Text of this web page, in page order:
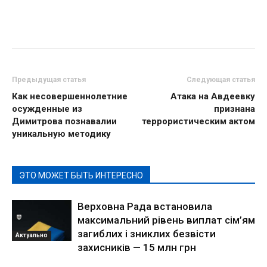
Предыдущая статья
Как несовершеннолетние
осужденные из
Димитрова познавалии
уникальную методику
Следующая статья
Атака на Авдеевку
признана
террористическим актом
ЭТО МОЖЕТ БЫТЬ ИНТЕРЕСНО
Актуально
Верховна Рада встановила
максимальний рівень виплат сім’ям
загиблих і зниклих безвісти
захисників — 15 млн грн